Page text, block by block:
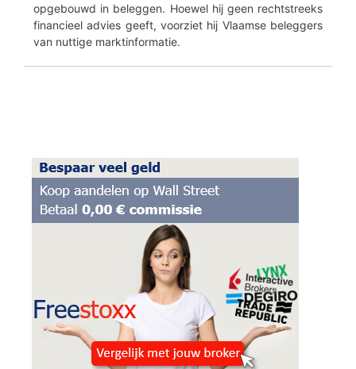
opgebouwd in beleggen. Hoewel hij geen rechtstreeks
financieel advies geeft, voorziet hij Vlaamse beleggers
van nuttige marktinformatie.